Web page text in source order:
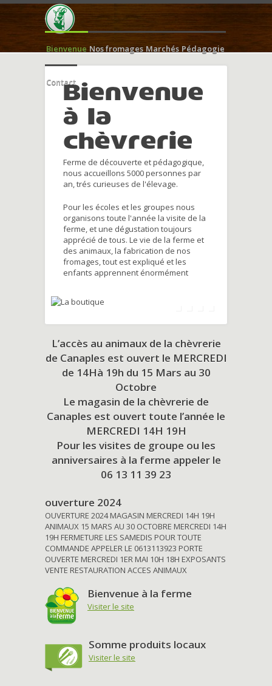
Bienvenue Nos fromages Marchés Pédagogie
ContactBienvenue
à la
chèvrerie
Ferme de découverte et pédagogique,
nous accueillons 5000 personnes par
an, trés curieuses de l'élevage.
Pour les écoles et les groupes nous
organisons toute l'année la visite de la
ferme, et une dégustation toujours
apprécié de tous. Le vie de la ferme et
des animaux, la fabrication de nos
fromages, tout est expliqué et les
enfants apprennent énormément
L’accès au animaux de la chèvrerie
de Canaples est ouvert le MERCREDI
de 14Hà 19h du 15 Mars au 30
Octobre
Le magasin de la chèvrerie de
Canaples est ouvert toute l’année le
MERCREDI 14H 19H
Pour les visites de groupe ou les
anniversaires à la ferme appeler le
06 13 11 39 23
ouverture 2024
OUVERTURE 2024 MAGASIN MERCREDI 14H 19H
ANIMAUX 15 MARS AU 30 OCTOBRE MERCREDI 14H
19H FERMETURE LES SAMEDIS POUR TOUTE
COMMANDE APPELER LE 0613113923 PORTE
OUVERTE MERCREDI 1ER MAI 10H 18H EXPOSANTS
VENTE RESTAURATION ACCES ANIMAUX
Bienvenue à la ferme
Visiter le site
Somme produits locaux
Visiter le site